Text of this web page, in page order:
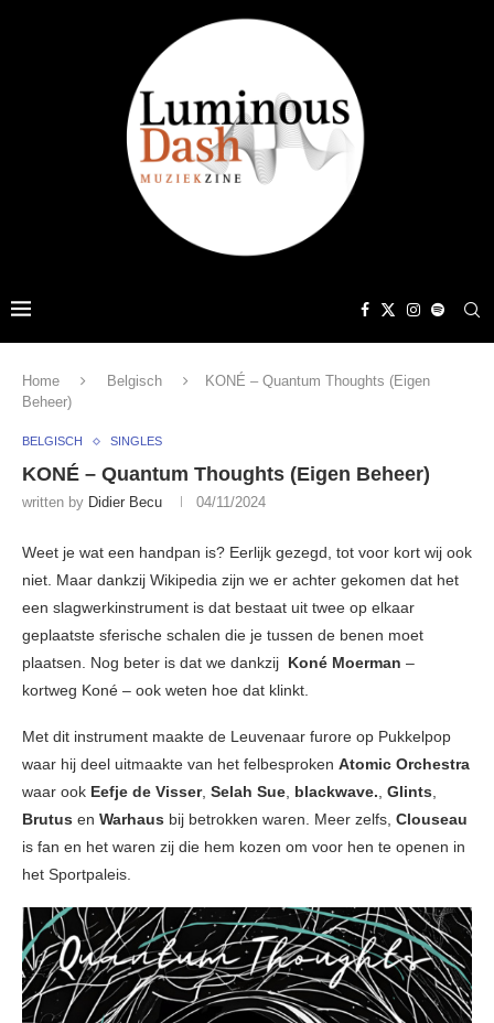
Home Belgisch
KONÉ – Quantum Thoughts (Eigen
Beheer)
BELGISCH SINGLES
KONÉ – Quantum Thoughts (Eigen Beheer)
written by Didier Becu 04/11/2024
Weet je wat een handpan is? Eerlijk gezegd, tot voor kort wij ook
niet. Maar dankzij Wikipedia zijn we er achter gekomen dat het
een slagwerkinstrument is dat bestaat uit twee op elkaar
geplaatste sferische schalen die je tussen de benen moet
plaatsen. Nog beter is dat we dankzij Koné Moerman –
kortweg Koné – ook weten hoe dat klinkt.
Met dit instrument maakte de Leuvenaar furore op Pukkelpop
waar hij deel uitmaakte van het felbesproken Atomic Orchestra
waar ook Eefje de Visser, Selah Sue, blackwave., Glints,
Brutus en Warhaus bij betrokken waren. Meer zelfs, Clouseau
is fan en het waren zij die hem kozen om voor hen te openen in
het Sportpaleis.